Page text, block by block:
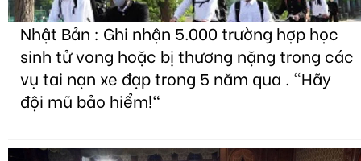
Nhật Bản : Ghi nhận 5.000 trường hợp học
sinh tử vong hoặc bị thương nặng trong các
vụ tai nạn xe đạp trong 5 năm qua . "Hãy
đội mũ bảo hiểm!"